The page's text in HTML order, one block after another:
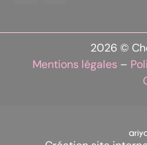
2026 ©
Mentions légales –